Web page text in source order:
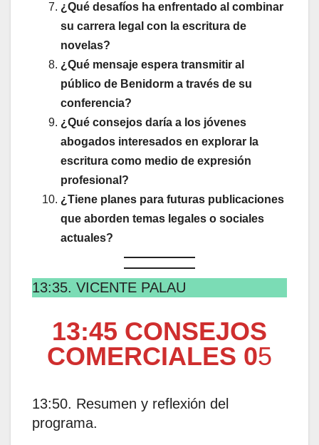
¿Qué desafíos ha enfrentado al combinar
su carrera legal con la escritura de
novelas?
¿Qué mensaje espera transmitir al
público de Benidorm a través de su
conferencia?
¿Qué consejos daría a los jóvenes
abogados interesados en explorar la
escritura como medio de expresión
profesional?
¿Tiene planes para futuras publicaciones
que aborden temas legales o sociales
actuales?
13:35. VICENTE PALAU
13:45 CONSEJOS
COMERCIALES 05
13:50. Resumen y reflexión del
programa.